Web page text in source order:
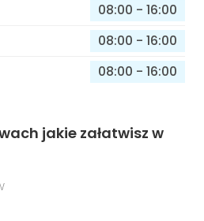
08:00 - 16:00
08:00 - 16:00
08:00 - 16:00
jakie załatwisz w